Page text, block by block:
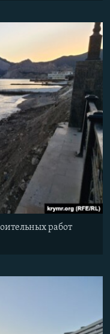
работ